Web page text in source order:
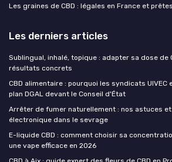
Les graines de CBD : légales en France et
Les derniers articles
Sublingual, inhalé, topique : adapter sa dose de
résultats concrets
CBD alimentaire : pourquoi les syndicats UIVEC
plan DGAL devant le Conseil d'État
Arrêter de fumer naturellement : nos astuces
électronique dans le sevrage
E-liquide CBD : comment choisir sa
une vape efficace en 2026